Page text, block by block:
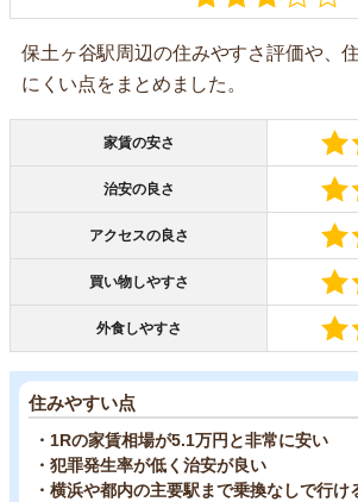
保土ヶ谷駅周辺の住みやすさ評価や、
にくい点をまとめました。
家賃の安さ
治安の良さ
アクセスの良さ
買い物しやすさ
外食しやすさ
住みやすい点
・1Rの家賃相場が5.1万円と非常に安い
・犯罪発生率が低く治安が良い
・横浜や都内の主要駅まで乗換なしで行け